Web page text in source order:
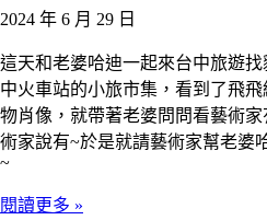
2024 年 6 月 29 日
這天和老婆哈迪一起來台中旅遊
中火車站的小旅市集，看到了飛
物肖像，就帶著老婆問問看藝術
術家說有~於是就請藝術家幫老婆
~
閱讀更多 »